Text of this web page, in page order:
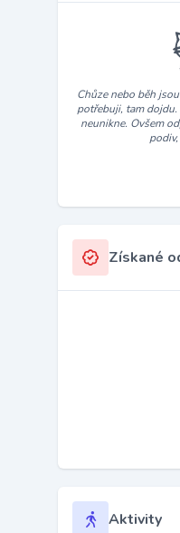
Chůze nebo běh
potřebuji, tam
neunikne. Ovšem
Získané
Aktivity